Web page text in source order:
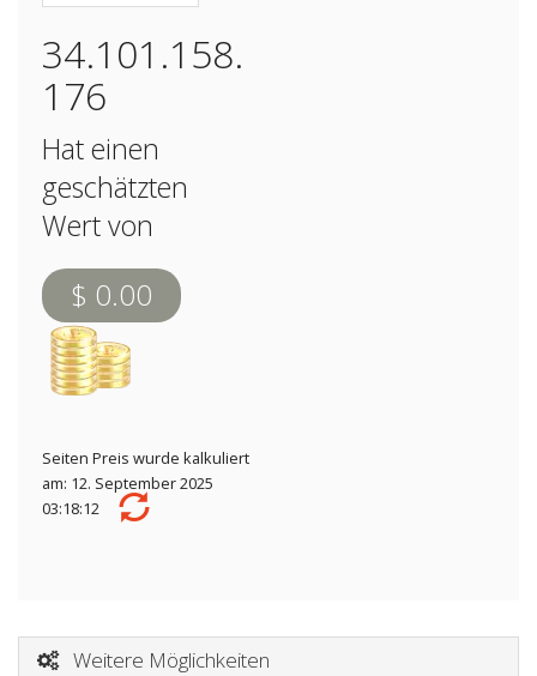
34.101.158.
176
Hat einen
geschätzten
Wert von
$ 0.00
Seiten Preis wurde kalkuliert
am: 12. September 2025
03:18:12
Weitere Möglichkeiten